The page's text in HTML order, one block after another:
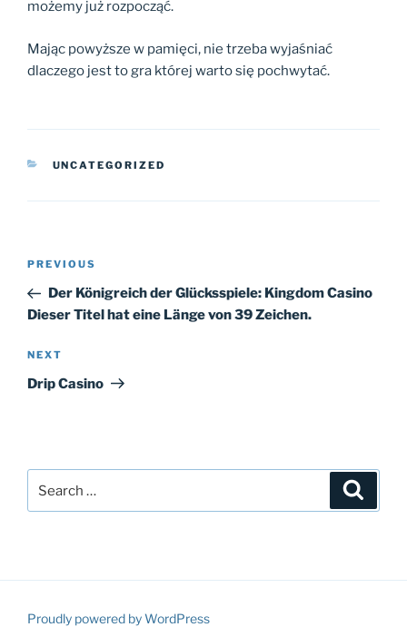
możemy już rozpocząć.
Mając powyższe w pamięci, nie trzeba wyjaśniać
dlaczego jest to gra której warto się pochwytać.
CATEGORIES
UNCATEGORIZED
Post
Previous
Post
PREVIOUS
Der Königreich der Glücksspiele: Kingdom Casino
Dieser Titel hat eine Länge von 39 Zeichen.
Next
Post
NEXT
Drip Casino
for:
Proudly powered by WordPress